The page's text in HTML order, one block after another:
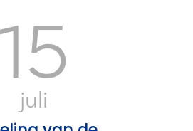
15
juli